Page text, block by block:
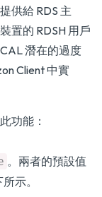
供給 RDS 主
置的 RDSH 用戶
潛在的過度
Client 中實
功能：
。兩者的預設值
示。